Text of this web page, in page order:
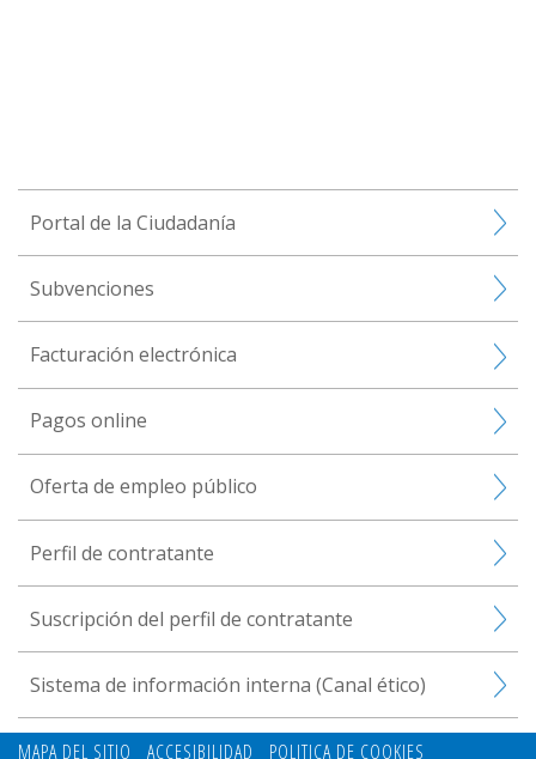
Portal de la Ciudadanía
Subvenciones
Facturación electrónica
Pagos online
Oferta de empleo público
Perfil de contratante
Suscripción del perfil de contratante
Sistema de información interna (Canal ético)
MAPA DEL SITIO ACCESIBILIDAD POLITICA DE COOKIES